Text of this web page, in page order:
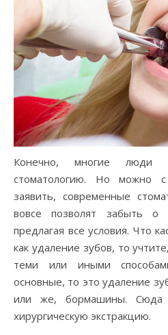
Конечно, многие люди
стоматологию. Но можно
заявить, современные
вовсе позволят забыть о
предлагая все условия. Что
как удаление зубов, то
теми или иными
основные, то это удаление
или же, бормашины. Сюда
хирургическую экстракцию.